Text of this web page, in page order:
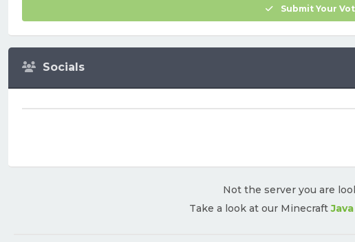
Submit Your
Socials
Not the server you are
Take a look at our Minecraft